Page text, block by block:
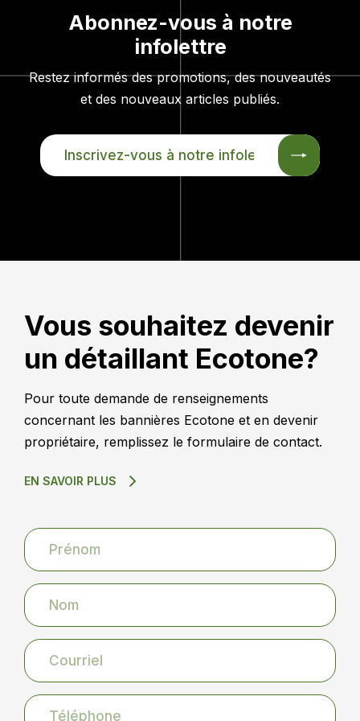
Abonnez-vous à notre
infolettre
Restez informés des promotions, des nouveautés
et des nouveaux articles publiés.
INSCRIVEZ-
VOUS
Vous souhaitez devenir
un détaillant Ecotone?
Pour toute demande de renseignements
concernant les bannières Ecotone et en devenir
propriétaire, remplissez le formulaire de contact.
EN SAVOIR PLUS